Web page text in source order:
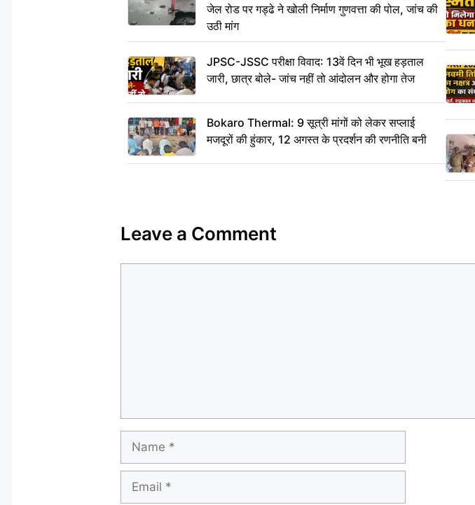
जेल रोड पर गड्ढे ने खोली निर्माण गुणवत्ता की पोल, जांच की
उठी मांग
JPSC-JSSC परीक्षा विवाद: 13वें दिन भी भूख हड़ताल
जारी, छात्र बोले- जांच नहीं तो आंदोलन और होगा तेज
Bokaro Thermal: 9 सूत्री मांगों को लेकर सप्लाई
मजदूरों की हुंकार, 12 अगस्त के प्रदर्शन की रणनीति बनी
Leave a Comment